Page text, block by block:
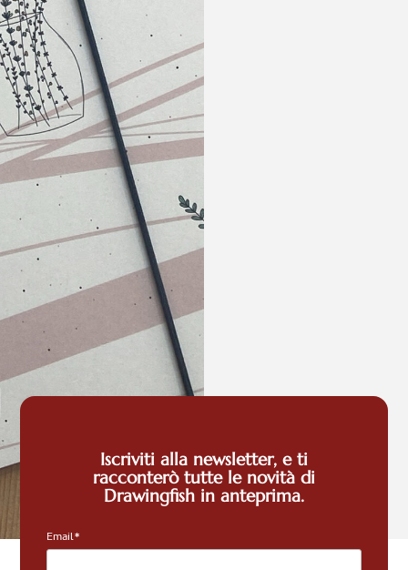
Iscriviti alla newsletter, e ti
racconterò tutte le novità di
Drawingfish in anteprima.
Email*